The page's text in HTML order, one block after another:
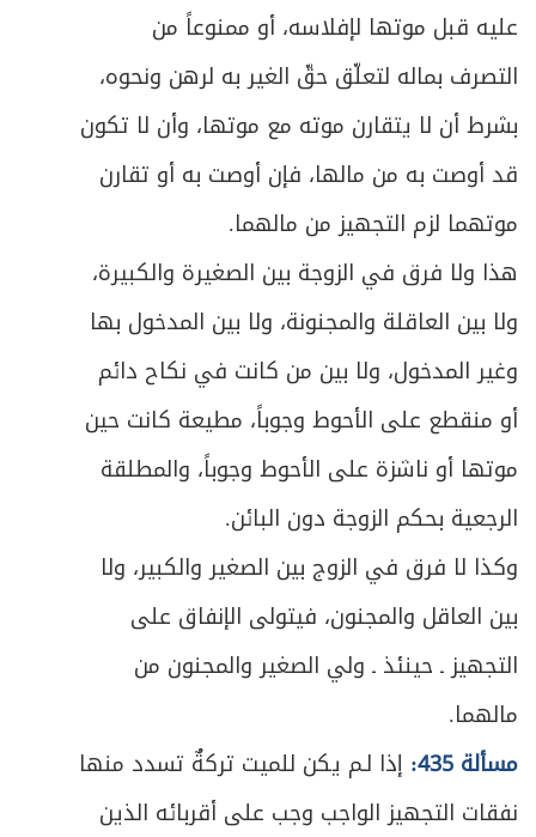
عليه قبل موتها لإفلاسه، أو ممنوعاً من
التصرف بماله لتعلّق حقّ الغير به لرهن ونحوه،
بشرط أن لا يتقارن موته مع موتها، وأن لا تكون
قد أوصت به من مالها، فإن أوصت به أو تقارن
موتهما لزم التجهيز من مالهما.
هذا ولا فرق في الزوجة بين الصغيرة والكبيرة،
ولا بين العاقلة والمجنونة، ولا بين المدخول بها
وغير المدخول، ولا بين من كانت في نكاح دائم
أو منقطع على الأحوط وجوباً، مطيعة كانت حين
موتها أو ناشزة على الأحوط وجوباً، والمطلقة
الرجعية بحكم الزوجة دون البائن.
وكذا لا فرق في الزوج بين الصغير والكبير، ولا
بين العاقل والمجنون، فيتولى الإنفاق على
التجهيز ـ حينئذ ـ ولي الصغير والمجنون من
مالهما.
مسألة 435:
إذا لـم يكن للميت تركةٌ تسدد منها
نفقات التجهيز الواجب وجب على أقربائه الذين